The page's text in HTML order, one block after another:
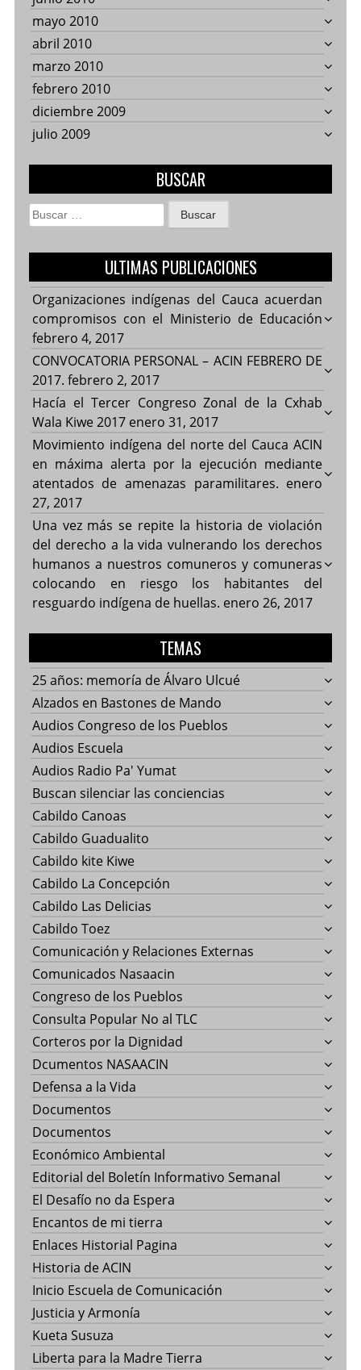
mayo 2010
abril 2010
marzo 2010
febrero 2010
diciembre 2009
julio 2009
BUSCAR
Buscar:
ULTIMAS PUBLICACIONES
Organizaciones indígenas del Cauca acuerdan
compromisos con el Ministerio de Educación
febrero 4, 2017
CONVOCATORIA PERSONAL – ACIN FEBRERO DE
2017. febrero 2, 2017
Hacía el Tercer Congreso Zonal de la Cxhab
Wala Kiwe 2017 enero 31, 2017
Movimiento indígena del norte del Cauca ACIN
en máxima alerta por la ejecución mediante
atentados de amenazas paramilitares. enero
27, 2017
Una vez más se repite la historia de violación
del derecho a la vida vulnerando los derechos
humanos a nuestros comuneros y comuneras
colocando en riesgo los habitantes del
resguardo indígena de huellas. enero 26, 2017
TEMAS
25 años: memoría de Álvaro Ulcué
Alzados en Bastones de Mando
Audios Congreso de los Pueblos
Audios Escuela
Audios Radio Pa' Yumat
Buscan silenciar las conciencias
Cabildo Canoas
Cabildo Guadualito
Cabildo kite Kiwe
Cabildo La Concepción
Cabildo Las Delicias
Cabildo Toez
Comunicación y Relaciones Externas
Comunicados Nasaacin
Congreso de los Pueblos
Consulta Popular No al TLC
Corteros por la Dignidad
Dcumentos NASAACIN
Defensa a la Vida
Documentos
Documentos
Económico Ambiental
Editorial del Boletín Informativo Semanal
El Desafío no da Espera
Encantos de mi tierra
Enlaces Historial Pagina
Historia de ACIN
Inicio Escuela de Comunicación
Justicia y Armonía
Kueta Susuza
Liberta para la Madre Tierra